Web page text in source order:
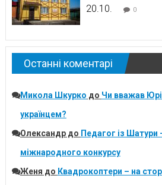
20.10. 0
Останні коментарі
Микола Шкурко до Чи вважав
українцем?
Олександрдо Педагог із
міжнародного конкурсу
Женя до Квадрокоптери – на